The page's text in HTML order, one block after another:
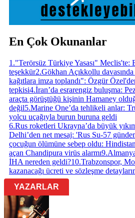
En Çok Okunanlar
1 ."Terörsüz Türkiye Yasası" Meclis'te:
teşekkür2.Gökhan Açıkkollu davasında
kağıtlara imza toplandı": Özgür
tepkisi4.İran’da esrarengiz buluşma:
araçta görüştüğü kişinin Hamaney
değil5.Marine One’da tehlikeli anlar:
yolcu uçağıyla burun buruna geldi
6.Rus roketleri Ukrayna’da büyük
Delhi’den net mesaj: 'Rus Su-57
çocuğun ölümüne sebep oldu:
açan Chandipura virüs alarmı9.
İHA nereden geldi?10.Trabzonspor,
kazanacağı ücreti ve sözleşme
YAZARLAR